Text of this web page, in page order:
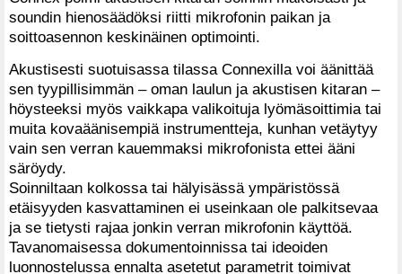
soundin hienosäädöksi riitti mikrofonin paikan ja
soittoasennon keskinäinen optimointi.
Akustisesti suotuisassa tilassa Connexilla voi äänittää
sen tyypillisimmän – oman laulun ja akustisen kitaran –
höysteeksi myös vaikkapa valikoituja lyömäsoittimia tai
muita kovaäänisempiä instrumentteja, kunhan vetäytyy
vain sen verran kauemmaksi mikrofonista ettei ääni
säröydy.
Soinniltaan kolkossa tai hälyisässä ympäristössä
etäisyyden kasvattaminen ei useinkaan ole palkitsevaa
ja se tietysti rajaa jonkin verran mikrofonin käyttöä.
Tavanomaisessa dokumentoinnissa tai ideoiden
luonnostelussa ennalta asetetut parametrit toimivat